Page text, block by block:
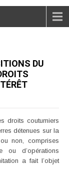
DU
droits coutumiers
détenues sur la
non, comprises
ou d’opérations
a fait l’objet